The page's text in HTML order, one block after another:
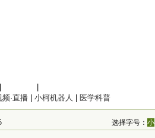
频·直播 小柯机器人 医学科普
选择字号：小